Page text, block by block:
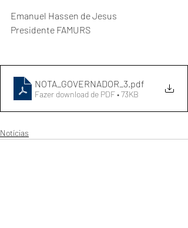
Emanuel Hassen de Jesus
Presidente FAMURS
NOTA_GOVERNADOR_3 .pdf
Fazer download de PDF • 73KB
Notícias